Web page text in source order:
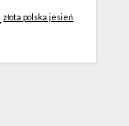
złota polska jesień